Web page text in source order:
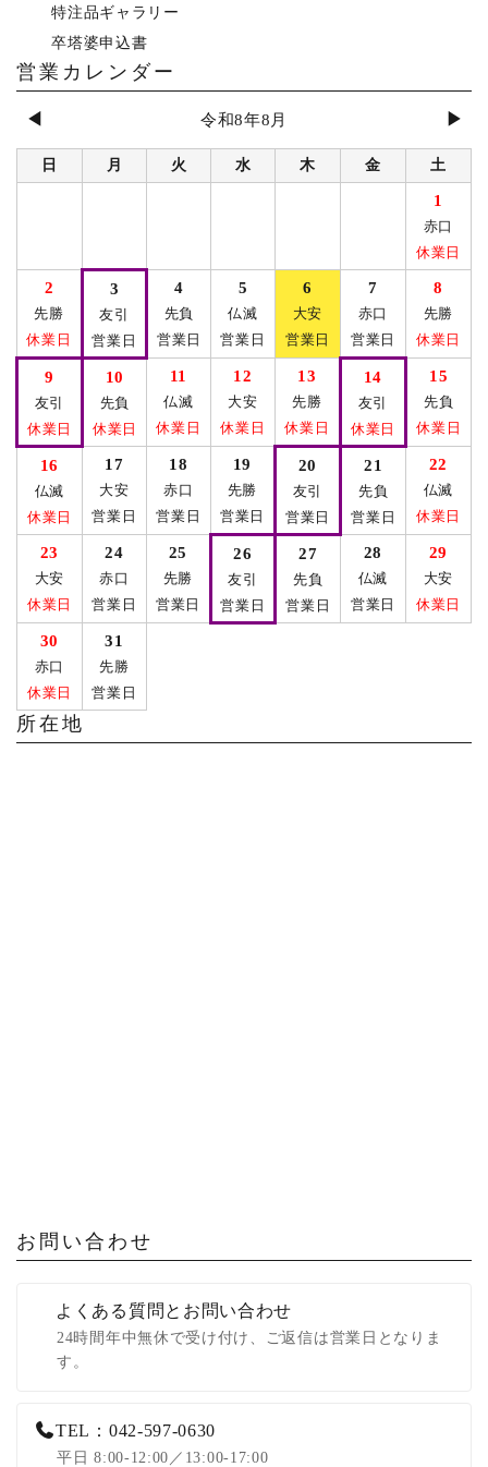
特注品ギャラリー
卒塔婆申込書
営業カレンダー
◀ 令和8年8月 ▶
日 月 火 水 木 金 土
1
赤口
休業日
2
先勝
休業日
3
友引
営業日
4
先負
営業日
5
仏滅
営業日
6
大安
営業日
7
赤口
営業日
8
先勝
休業日
9
友引
休業日
10
先負
休業日
11
仏滅
休業日
12
大安
休業日
13
先勝
休業日
14
友引
休業日
15
先負
休業日
16
仏滅
休業日
17
大安
営業日
18
赤口
営業日
19
先勝
営業日
20
友引
営業日
21
先負
営業日
22
仏滅
休業日
23
大安
休業日
24
赤口
営業日
25
先勝
営業日
26
友引
営業日
27
先負
営業日
28
仏滅
営業日
29
大安
休業日
30
赤口
休業日
31
先勝
営業日
所在地
お問い合わせ
よくある質問とお問い合わせ
24時間年中無休で受け付け、ご返信は営業日となりま
す。
TEL：042-597-0630
平日 8:00-12:00／13:00-17:00